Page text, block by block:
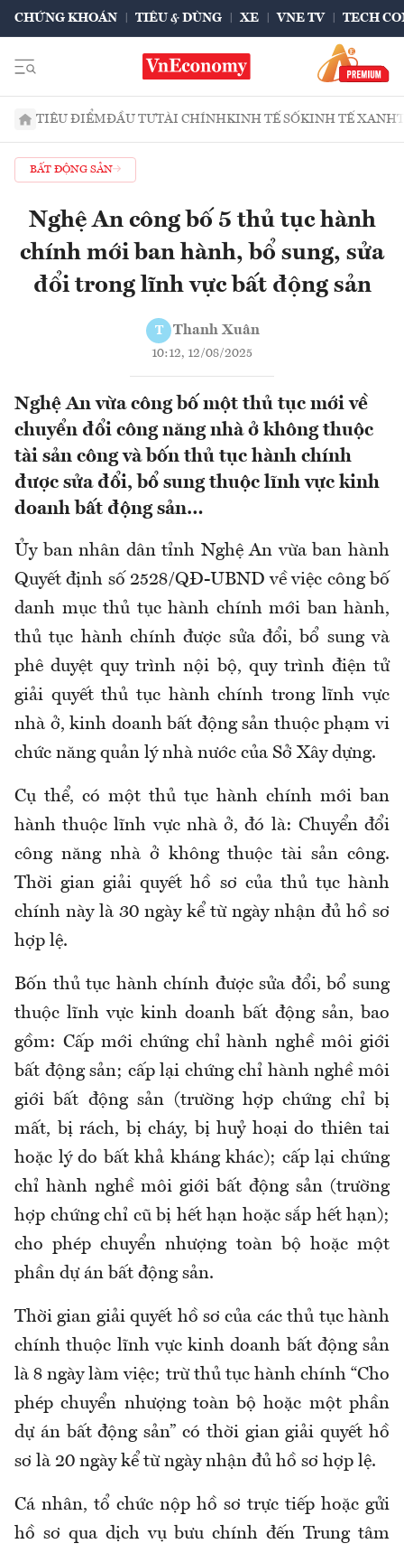
CHỨNG KHOÁN TIÊU & DÙNG XE VNE TV TECH
TIÊU ĐIỂMĐẦU TƯTÀI CHÍNHKINH TẾ SỐKINH TẾ XANH
BẤT ĐỘNG SẢN
Nghệ An công bố 5 thủ tục hành
chính mới ban hành, bổ sung, sửa
đổi trong lĩnh vực bất động sản
T Thanh Xuân
10:12, 12/08/2025
Nghệ An vừa công bố một thủ tục mới về
chuyển đổi công năng nhà ở không thuộc
tài sản công và bốn thủ tục hành chính
được sửa đổi, bổ sung thuộc lĩnh vực kinh
doanh bất động sản…
Ủy ban nhân dân tỉnh Nghệ An vừa ban hành
Quyết định số 2528/QĐ-UBND về việc công bố
danh mục thủ tục hành chính mới ban hành,
thủ tục hành chính được sửa đổi, bổ sung và
phê duyệt quy trình nội bộ, quy trình điện tử
giải quyết thủ tục hành chính trong lĩnh vực
nhà ở, kinh doanh bất động sản thuộc phạm vi
chức năng quản lý nhà nước của Sở Xây dựng.
Cụ thể, có một thủ tục hành chính mới ban
hành thuộc lĩnh vực nhà ở, đó là: Chuyển đổi
công năng nhà ở không thuộc tài sản công.
Thời gian giải quyết hồ sơ của thủ tục hành
chính này là 30 ngày kể từ ngày nhận đủ hồ sơ
hợp lệ.
Bốn thủ tục hành chính được sửa đổi, bổ sung
thuộc lĩnh vực kinh doanh bất động sản, bao
gồm: Cấp mới chứng chỉ hành nghề môi giới
bất động sản; cấp lại chứng chỉ hành nghề môi
giới bất động sản (trường hợp chứng chỉ bị
mất, bị rách, bị cháy, bị huỷ hoại do thiên tai
hoặc lý do bất khả kháng khác); cấp lại chứng
chỉ hành nghề môi giới bất động sản (trường
hợp chứng chỉ cũ bị hết hạn hoặc sắp hết hạn);
cho phép chuyển nhượng toàn bộ hoặc một
phần dự án bất động sản.
Thời gian giải quyết hồ sơ của các thủ tục hành
chính thuộc lĩnh vực kinh doanh bất động sản
là 8 ngày làm việc; trừ thủ tục hành chính “Cho
phép chuyển nhượng toàn bộ hoặc một phần
dự án bất động sản” có thời gian giải quyết hồ
sơ là 20 ngày kể từ ngày nhận đủ hồ sơ hợp lệ.
Cá nhân, tổ chức nộp hồ sơ trực tiếp hoặc gửi
hồ sơ qua dịch vụ bưu chính đến Trung tâm